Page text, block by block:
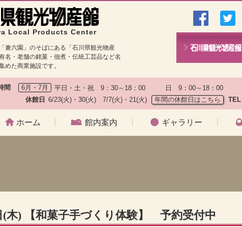
Local Products Center
兼六園」のそばにある「石川県観光物産
名・老舗の銘菓・佃煮・伝統工芸品など名
めた商業施設です。
間 6月・7月 平日・土・祝　9：30～18：00　　　日　9：00～18：00
休館日 6/23(火)・30(火)　7/7(火)・21(火) 年間の休館日はこちら TEL
ホーム 館内案内 ギャラリー
(木) 【和菓子手づくり体験】 予約受付中